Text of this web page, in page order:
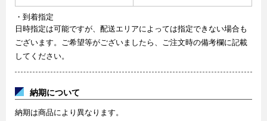
・到着指定
日時指定は可能ですが、配送エリアによっては指定できない場合も
ございます。ご希望等がございましたら、ご注文時の備考欄に記載
してください。
納期について
納期は商品により異なります。